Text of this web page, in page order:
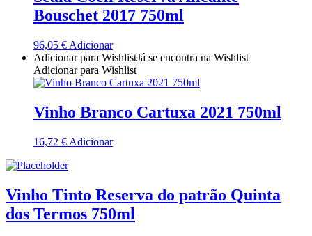
Quinta Do Ventozelo - Douro
Quinta Dos Termos - Beira Interior
Quinta José Rodrigues - Humanitas
Taboadella Dão
Bouschet 2017 750ml
96,05 € Adicionar
Adicionar para WishlistJá se encontra na Wishlist
Adicionar para Wishlist
Vinho Branco Cartuxa 2021 750ml
16,72 € Adicionar
Vinho Tinto Reserva do patrão Quinta
dos Termos 750ml